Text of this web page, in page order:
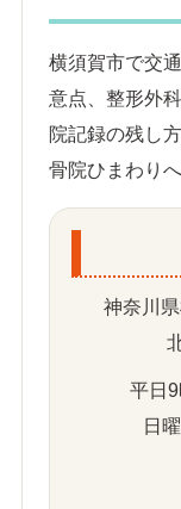
横須賀市で交
意点、整形外
院記録の残し
骨院ひまわり
神奈川
平日
日